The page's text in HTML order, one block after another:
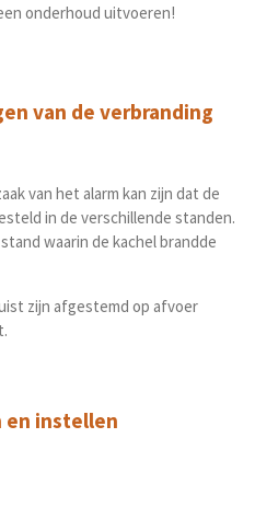
onderhoud uitvoeren!
van de verbranding
van het alarm kan zijn dat de
in de verschillende standen.
waarin de kachel brandde
zijn afgestemd op afvoer
en instellen